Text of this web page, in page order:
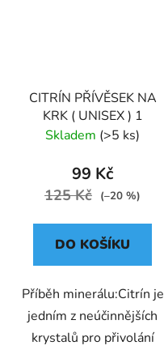
CITRÍN PŘÍVĚSEK NA
KRK ( UNISEX ) 1
Skladem (>5 ks)
99 Kč
125 Kč (–20 %)
DO KOŠÍKU
Příběh minerálu:Citrín je
jedním z neúčinnějších
krystalů pro přivolání